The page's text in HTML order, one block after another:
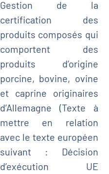
Gestion de la
certification des
produits composés qui
comportent des
produits d’origine
porcine, bovine, ovine
et caprine originaires
d’Allemagne (Texte à
mettre en relation
avec le texte européen
suivant : Décision
d’exécution UE